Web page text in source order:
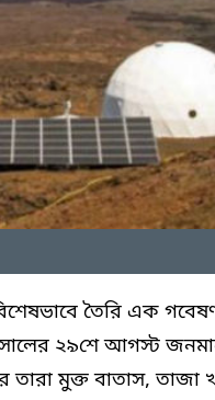
তৈরি এক
২৯শে আগস্ট
মুক্ত বাতাস, তাজা